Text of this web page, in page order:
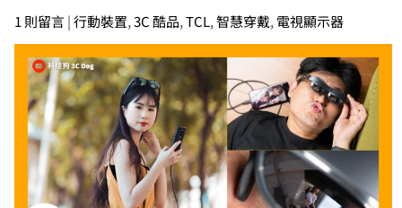
1 則留言|行動裝置,3C 酷品,TCL,智慧穿戴, 電視顯示器